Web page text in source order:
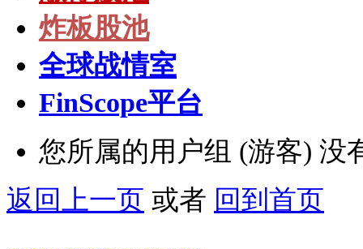
炸板股池
全球战情室
FinScope平台
您所属的用户组 (游客) 没
返回上一页 或者 回到首页